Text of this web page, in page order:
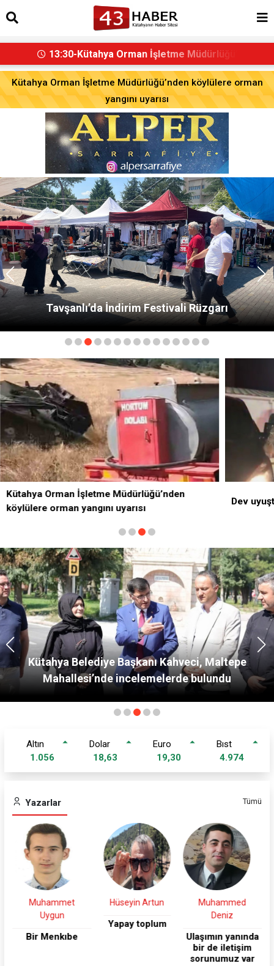
10:56-Bilinçlendirme toplantıları devam ediyo
Kütahya Orman İşletme Müdürlüğü’nden köylülere orman
yangını uyarısı
Kütahya Orman İşletme Müdürlüğü’nden
köylülere orman yangını uyarısı
Dev uyuşturucu operasyonu
Kütahya Belediye Başkanı Kahveci, Maltepe
Mahallesi’nde incelemelerde bulundu
altin
1.056
dolar
18,63
euro
19,30
bist
4.974
Yazarlar Tümü
Hüseyin Artun
Muhammed
Mustafa Göktürk
olalım